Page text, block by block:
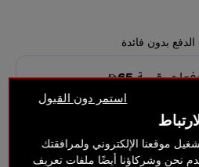
استمر دون القبول
موقعنا الإلكتروني ولمرافقتك
نحن وشركاؤنا أيضًا ملفات تعريف
بدون فائدة